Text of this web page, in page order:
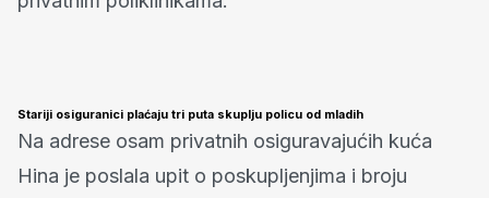
Stariji osiguranici plaćaju tri puta skuplju policu od mladih
Na adrese osam privatnih osiguravajućih kuća
Hina je poslala upit o poskupljenjima i broju